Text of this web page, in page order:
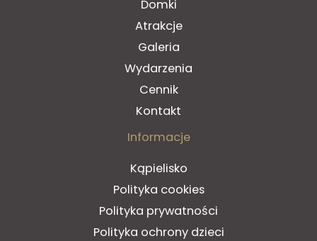
Domki
Atrakcje
Galeria
Wydarzenia
Cennik
Kontakt
Informacje
Kąpielisko
Polityka cookies
Polityka prywatności
Polityka ochrony dzieci